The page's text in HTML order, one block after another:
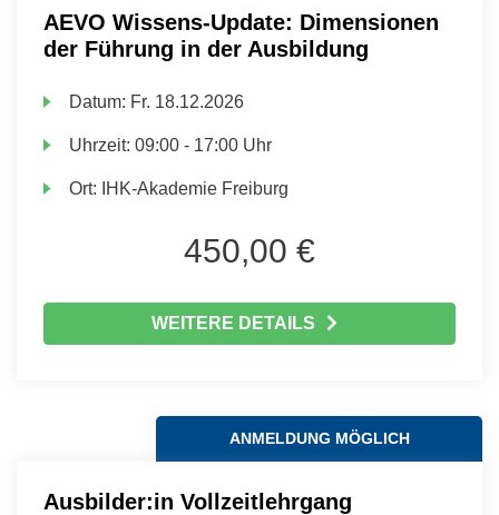
AEVO Wissens-Update: Dimensionen
der Führung in der Ausbildung
Datum: Fr. 18.12.2026
Uhrzeit:09:00 - 17:00 Uhr
Ort: IHK-Akademie Freiburg
450,00 €
WEITERE DETAILS
ANMELDUNG MÖGLICH
Ausbilder:in Vollzeitlehrgang